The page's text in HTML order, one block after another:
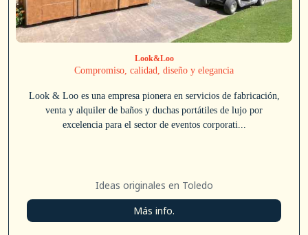
Look&Loo
Compromiso, calidad, diseño y elegancia
Look & Loo es una empresa pionera en servicios de fabricación,
venta y alquiler de baños y duchas portátiles de lujo por
excelencia para el sector de eventos corporati...
Ideas originales en Toledo
Más info.